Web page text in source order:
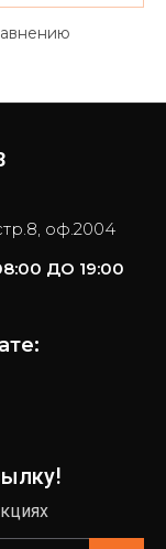
оф.2004
ДО 19:00